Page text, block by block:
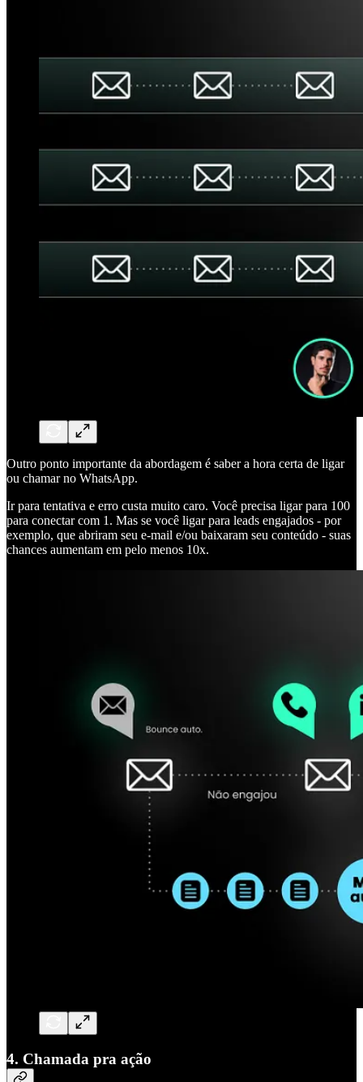
Outro ponto importante da abordagem é saber a hora certa de ligar
ou chamar no WhatsApp.
Ir para tentativa e erro custa muito caro. Você precisa ligar para 100
para conectar com 1. Mas se você ligar para leads engajados - por
exemplo, que abriram seu e-mail e/ou baixaram seu conteúdo - suas
chances aumentam em pelo menos 10x.
4. Chamada pra ação